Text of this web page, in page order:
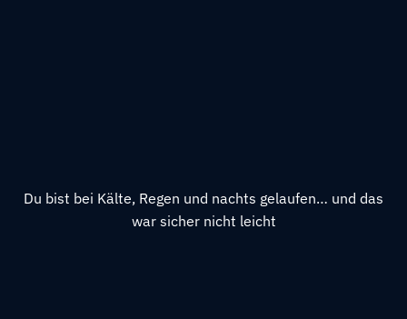
Du bist bei Kälte, Regen und nachts gelaufen… und das
war sicher nicht leicht